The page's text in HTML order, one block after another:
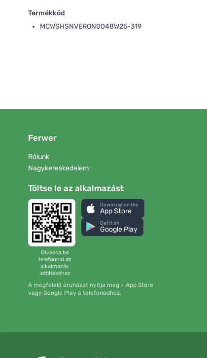
Termékkód
MCWSHSNVERON0048W25-319
Ferwer
Rólunk
Nagykereskedelem
Töltse le az alkalmazást
Olvassa be
telefonnal az
alkalmazás
letöltéséhez
Download on the
App Store
Get it on
Google Play
A megfelelő áruházat nyitja meg – App Store
vagy Google Play a telefonodhoz.